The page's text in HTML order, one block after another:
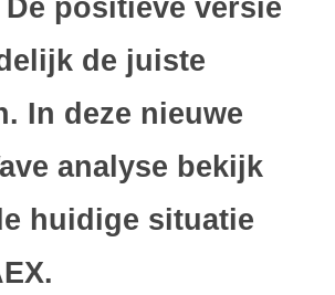
De positieve versie
de juiste
In deze nieuwe
analyse bekijk
huidige situatie